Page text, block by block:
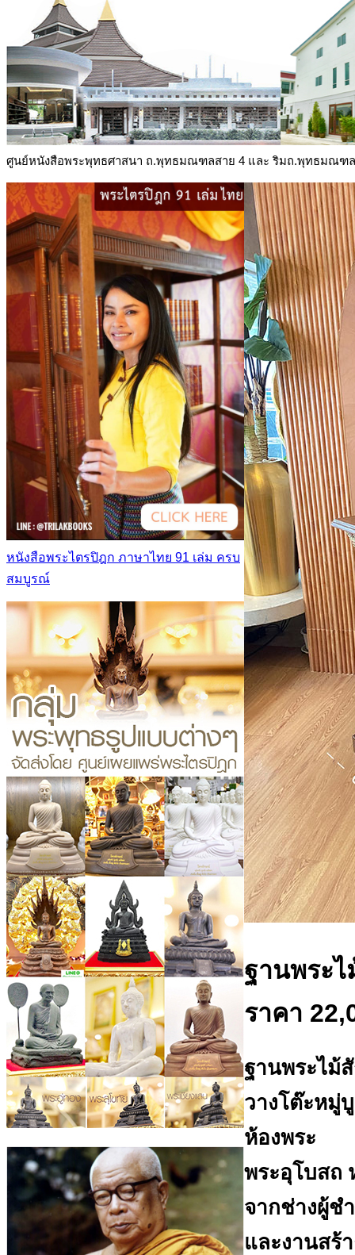
ศูนย์หนังสือพระพุทธศาสนา ถ.พุทธมณฑลสาย 4 และ ริมถ.พุทธมณฑ
หนังสือพระไตรปิฎก ภาษาไทย 91 เล่ม ครบ
สมบูรณ์
ฐานพระ
ราคา
ฐานพระไม้
วางโต๊ะหมู่
ห้องพระ
พระอุโบสถ
จากช่างผู้ช
และงานสร้